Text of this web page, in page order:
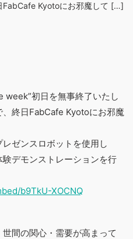
FabCafe Kyotoにお邪魔して […]
初日を無事終了いたし
、終日FabCafe Kyotoにお邪魔
ゼンスロボットを使用し
デモンストレーションを行
b9TkU-XOCNQ
間の関心・需要が高まって